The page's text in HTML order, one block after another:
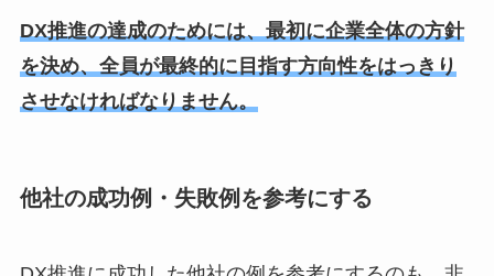
DX推進の達成のためには、最初に企業全体の方針
を決め、全員が最終的に目指す方向性をはっきり
させなければなりません。
他社の成功例・失敗例を参考にする